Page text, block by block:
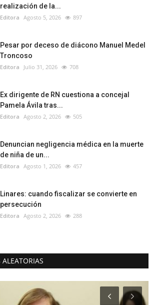
realización de la...
Editora Agosto 5, 2026 897
Pesar por deceso de diácono Manuel Medel
Troncoso
Editora Julio 31, 2026 708
Ex dirigente de RN cuestiona a concejal
Pamela Ávila tras...
Editora Agosto 2, 2026 505
Denuncian negligencia médica en la muerte
de niña de un...
Editora Agosto 1, 2026 457
Linares: cuando fiscalizar se convierte en
persecución
Editora Agosto 2, 2026 288